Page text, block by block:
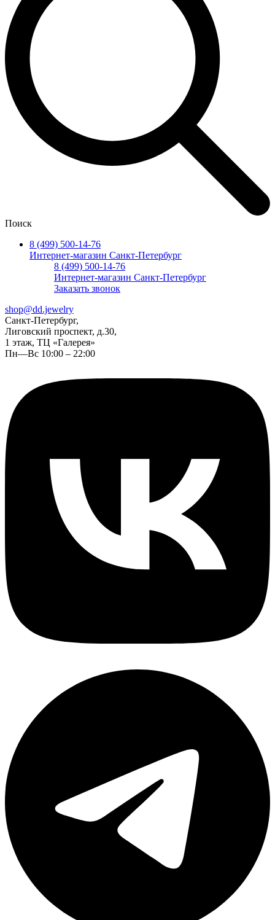
Поиск
8 (499) 500-14-76
Интернет-магазин Санкт-Петербург
8 (499) 500-14-76
Интернет-магазин Санкт-Петербург
Заказать звонок
shop@dd.jewelry
Санкт-Петербург,
Лиговский проспект, д.30,
1 этаж, ТЦ «Галерея»
Пн—Вс 10:00 – 22:00